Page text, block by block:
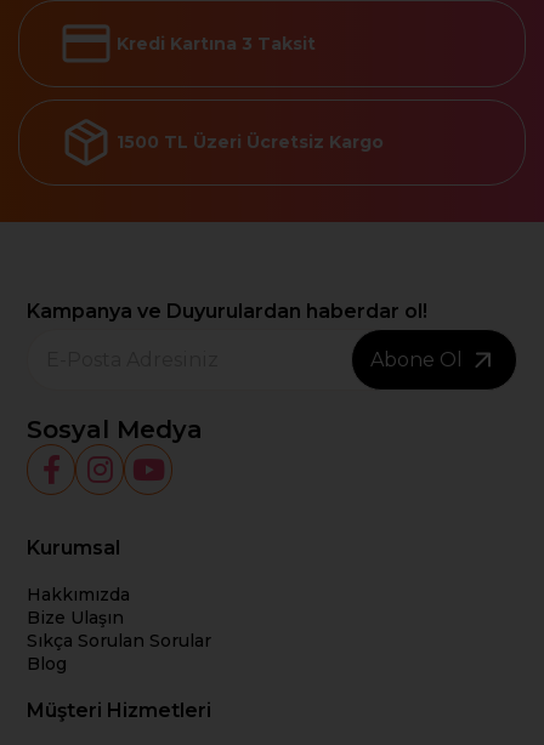
Kredi Kartına 3 Taksit
1500 TL Üzeri Ücretsiz Kargo
Kampanya ve Duyurulardan haberdar ol!
Abone Ol
Sosyal Medya
Kurumsal
Hakkımızda
Bize Ulaşın
Sıkça Sorulan Sorular
Blog
Müşteri Hizmetleri